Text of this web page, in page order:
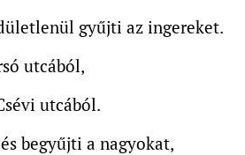
gyűjti az ingereket.
utcából,
utcából.
begyűjti a nagyokat,